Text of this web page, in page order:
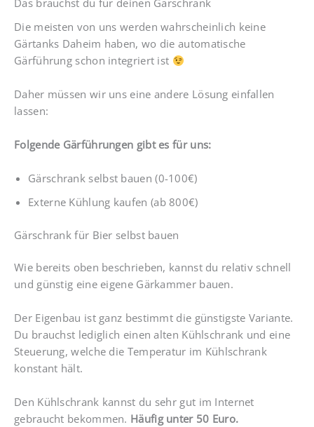
Die meisten von uns werden wahrscheinlich keine
Gärtanks Daheim haben, wo die automatische
Gärführung schon integriert ist
Daher müssen wir uns eine andere Lösung einfallen
lassen:
Folgende Gärführungen gibt es für uns:
Gärschrank selbst bauen (0-100€)
Externe Kühlung kaufen (ab 800€)
Gärschrank für Bier selbst bauen
Wie bereits oben beschrieben, kannst du relativ schnell
und günstig eine eigene Gärkammer bauen.
Der Eigenbau ist ganz bestimmt die günstigste Variante.
Du brauchst lediglich einen alten Kühlschrank und eine
Steuerung, welche die Temperatur im Kühlschrank
konstant hält.
Den Kühlschrank kannst du sehr gut im Internet
gebraucht bekommen. Häufig unter 50 Euro.